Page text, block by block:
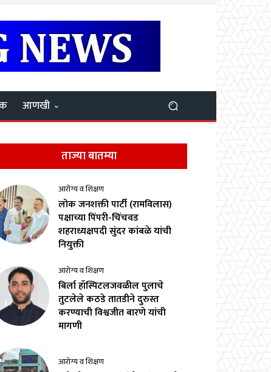
आणखी
ताज्या बातम्या
आरोग्य व शिक्षण
लोक जनशक्ती पार्टी (रामविलास)
पक्षाच्या पिंपरी-चिंचवड
शहराध्यक्षपदी सुंदर कांबळे यांची
नियुक्ती
आरोग्य व शिक्षण
बिर्ला हॉस्पिटलजवळील पुलाचे
तुटलेले कठडे तातडीने दुरुस्त
करण्याची विश्वजीत बारणे यांची
मागणी
आरोग्य व शिक्षण